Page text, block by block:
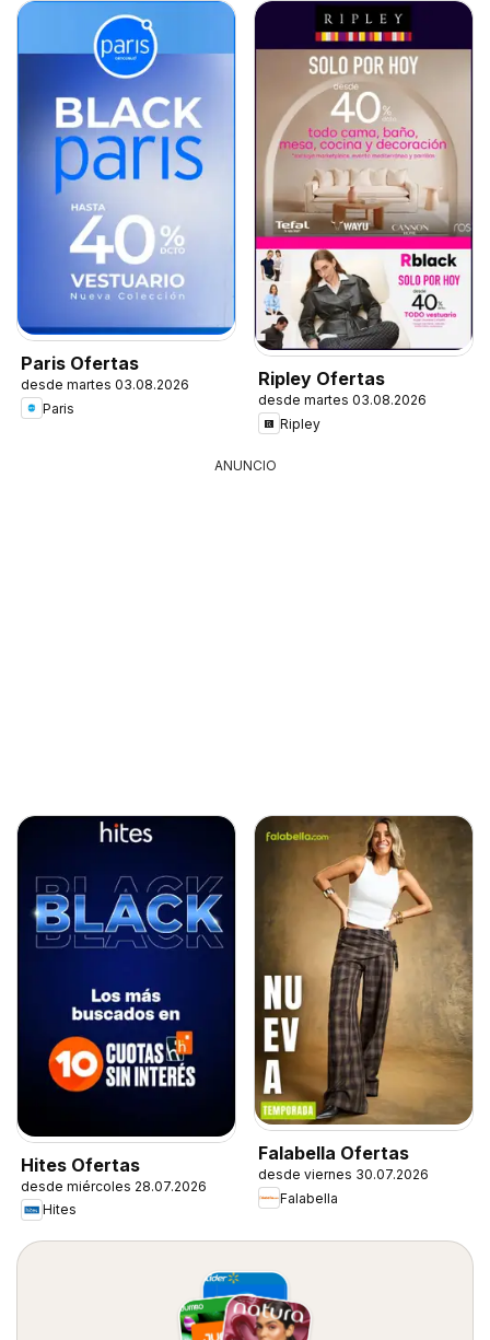
Paris Ofertas
desde martes 03.08.2026
Paris
Ripley Ofertas
desde martes 03.08.2026
Ripley
ANUNCIO
Hites Ofertas
desde miércoles 28.07.2026
Hites
Falabella Ofertas
desde viernes 30.07.2026
Falabella